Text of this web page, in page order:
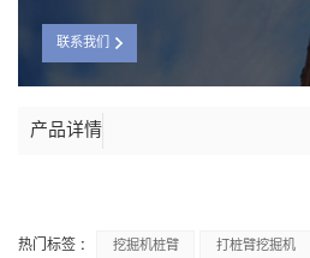
联系我们
产品详情
热门标签 : 挖掘机桩臂 打桩臂挖掘机